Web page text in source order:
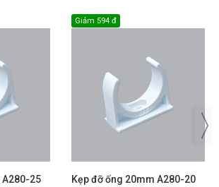
A280-25
Kẹp đỡ ống 20mm A280-20
Giảm 594 đ